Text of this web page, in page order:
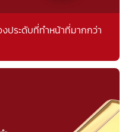
ประดับที่ทำหน้าที่มากกว่า